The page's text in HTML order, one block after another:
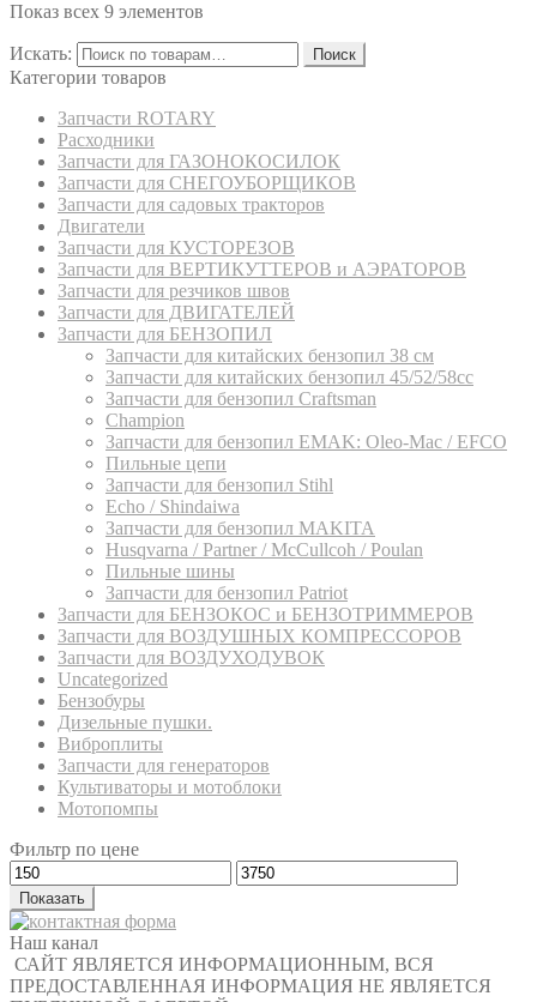
Показ всех 9 элементов
Искать: Поиск
Категории товаров
Запчасти ROTARY
Расходники
Запчасти для ГАЗОНОКОСИЛОК
Запчасти для СНЕГОУБОРЩИКОВ
Запчасти для садовых тракторов
Двигатели
Запчасти для КУСТОРЕЗОВ
Запчасти для ВЕРТИКУТТЕРОВ и АЭРАТОРОВ
Запчасти для резчиков швов
Запчасти для ДВИГАТЕЛЕЙ
Запчасти для БЕНЗОПИЛ
Запчасти для китайских бензопил 38 см
Запчасти для китайских бензопил 45/52/58cc
Запчасти для бензопил Craftsman
Champion
Запчасти для бензопил EMAK: Oleo-Mac / EFCO
Пильные цепи
Запчасти для бензопил Stihl
Echo / Shindaiwa
Запчасти для бензопил MAKITA
Husqvarna / Partner / McCullcoh / Poulan
Пильные шины
Запчасти для бензопил Patriot
Запчасти для БЕНЗОКОС и БЕНЗОТРИММЕРОВ
Запчасти для ВОЗДУШНЫХ КОМПРЕССОРОВ
Запчасти для ВОЗДУХОДУВОК
Uncategorized
Бензобуры
Дизельные пушки.
Виброплиты
Запчасти для генераторов
Культиваторы и мотоблоки
Мотопомпы
Фильтр по цене
Показать
Наш канал
САЙТ ЯВЛЯЕТСЯ ИНФОРМАЦИОННЫМ, ВСЯ
ПРЕДОСТАВЛЕННАЯ ИНФОРМАЦИЯ НЕ ЯВЛЯЕТСЯ